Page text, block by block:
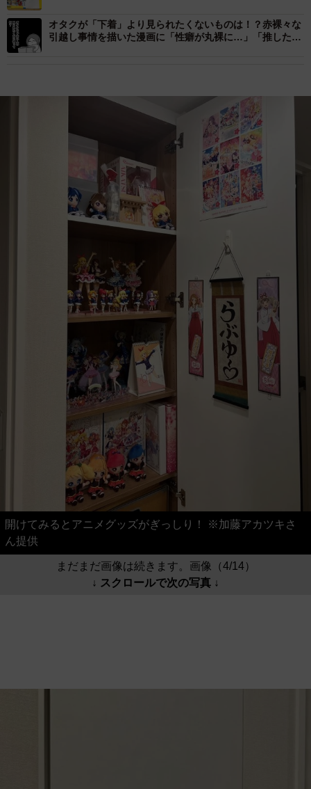
オタクが「下着」より見られたくないものは！？赤裸々な
引越し事情を描いた漫画に「性癖が丸裸に…」「推したち
開けてみるとアニメグッズがぎっしり！ ※加藤アカツキさ
ん提供
まだまだ画像は続きます。画像（4/14）
↓ スクロールで次の写真 ↓